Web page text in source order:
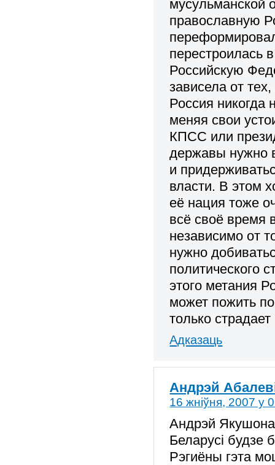
мусульманской
православную
перестроилась
Российскую
зависела от
Россия никогда
меняя свои
КПСС или
державы нужно
и
власти. В этом
её нация тоже
всё своё время
независимо от
нужно
политического
этого метания
может пожить
только
Адказаць
Андрэй
16 жніўня, 2007 у
Андрэй
Беларусi будзе
Рэгиёны гэта